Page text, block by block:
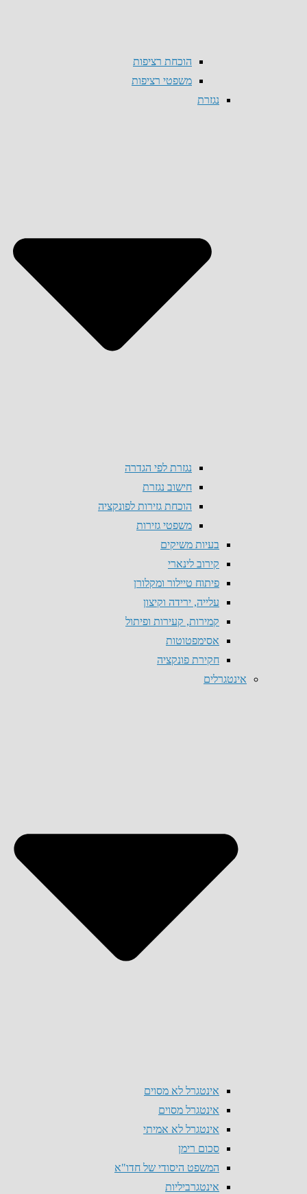
הוכחת רציפות
משפטי רציפות
נגזרת
נגזרת לפי הגדרה
חישוב נגזרת
הוכחת גזירות לפונקציה
משפטי גזירות
בעיות משיקים
קירוב לינארי
פיתוח טיילור ומקלורן
עלייה, ירידה וקיצון
קמירות, קעירות ופיתול
אסימפטוטות
חקירת פונקציה
אינטגרלים
אינטגרל לא מסוים
אינטגרל מסוים
אינטגרל לא אמיתי
סכום רימן
המשפט היסודי של חדו"א
אינטגרביליות